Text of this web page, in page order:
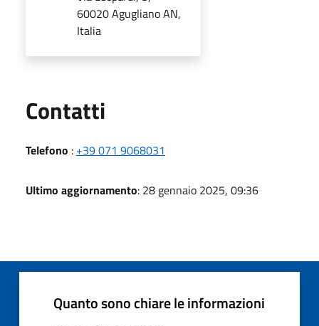
60020 Agugliano AN,
Italia
Contatti
Telefono : +39 071 9068031
Ultimo aggiornamento: 28 gennaio 2025, 09:36
Quanto sono chiare le informazioni